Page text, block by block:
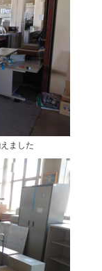
ました